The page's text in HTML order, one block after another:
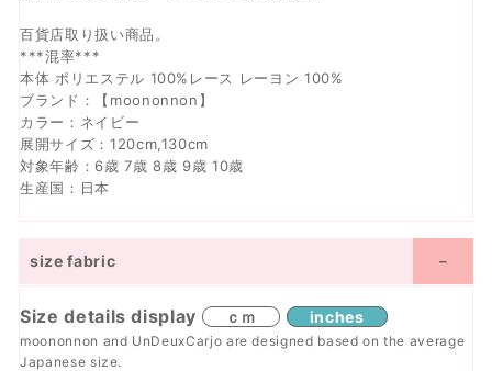
百貨店取り扱い商品。
***混率***
本体 ポリエステル 100%レース レーヨン 100%
ブランド：【moononnon】
カラー：ネイビー
展開サイズ：120cm,130cm
対象年齢：6歳 7歳 8歳 9歳 10歳
生産国：日本
size fabric
Size details display ｃｍ inches
moononnon and UnDeuxCarjo are designed based on the average
Japanese size.